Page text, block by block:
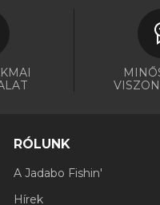
RÓLUNK
A Jadabo Fishin'
Hírek